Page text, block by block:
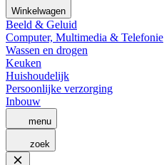
Winkelwagen
Beeld & Geluid
Computer, Multimedia & Telefonie
Wassen en drogen
Keuken
Huishoudelijk
Persoonlijke verzorging
Inbouw
menu
zoek